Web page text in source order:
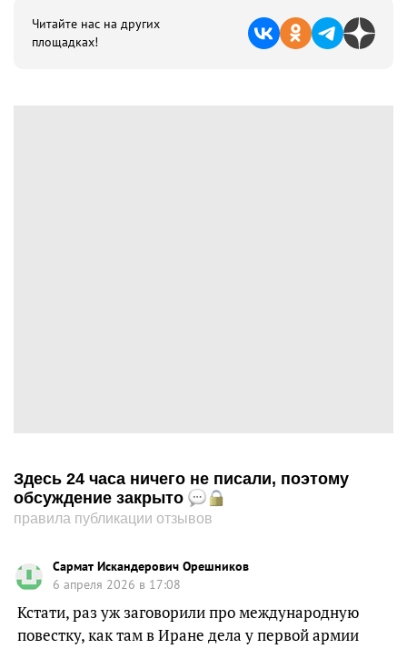
Читайте нас на других
площадках!
Здесь 24 часа ничего не писали, поэтому
обсуждение закрыто
правила публикации отзывов
Сармат Искандерович Орешников
6 апреля 2026 в 17:08
Кстати, раз уж заговорили про международную
повестку, как там в Иране дела у первой армии